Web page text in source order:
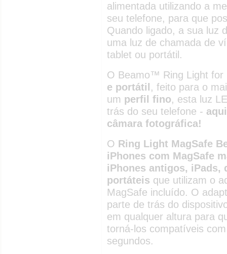
alimentada utilizando a
seu telefone, para que
Quando ligado, a sua luz
uma luz de chamada de
tablet ou portátil.
O Beamo™ Ring Light
e portátil , feito para o
um perfil fino, esta luz
trás do seu telefone -
câmara fotográfica!
O Ring Light MagSafe
iPhones com MagSafe
iPhones antigos,
portáteis que utilizam o
MagSafe incluído. O
parte de trás do
em qualquer altura para
torná-los compatíveis
segundos.